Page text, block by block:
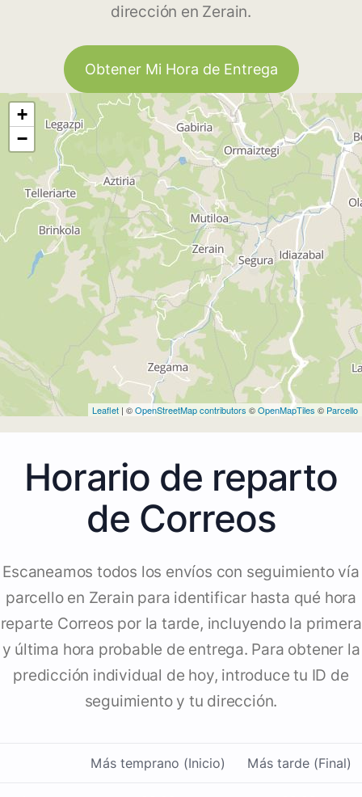
dirección en Zerain.
Obtener Mi Hora de Entrega
+
−
Leaflet | ©OpenStreetMap contributors ©OpenMapTiles © Parcello
Horario de reparto
de Correos
Escaneamos todos los envíos con seguimiento vía
parcello en Zerain para identificar hasta qué hora
reparte Correos por la tarde, incluyendo la primera
y última hora probable de entrega. Para obtener la
predicción individual de hoy, introduce tu ID de
seguimiento y tu dirección.
Más temprano (Inicio) Más tarde (Final)